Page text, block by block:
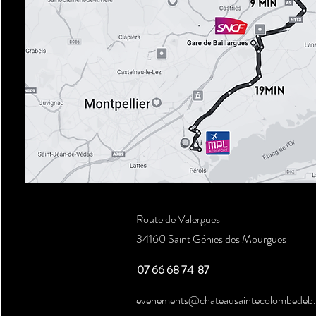
Route de Valergues
34160 Saint Génies des Mourgues
07 66 68 74 87